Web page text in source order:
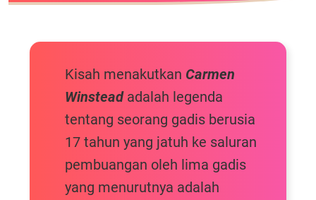
Kisah menakutkan Carmen
Winsteadadalah legenda
tentang seorang gadis berusia
17 tahun yang jatuh ke saluran
pembuangan oleh lima gadis
yang menurutnya adalah